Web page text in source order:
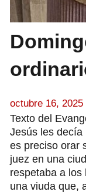
octubre 16, 2025
Texto del
Jesús les decía
es preciso orar
juez en una
respetaba a los
una viuda que,